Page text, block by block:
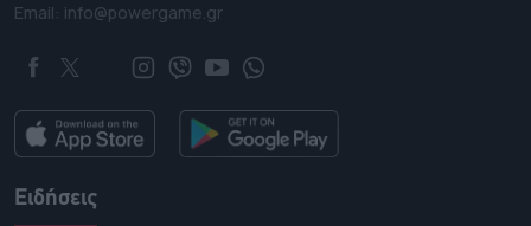
Email: info@powergame.gr
Ειδήσεις